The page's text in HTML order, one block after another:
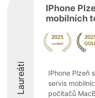
Laureáti
IPhone
mobilních
IPhone Plzeň
servis
počítačů